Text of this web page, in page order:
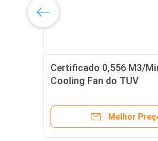
Certificado 0,556 M3/
Cooling Fan do TUV
Melhor